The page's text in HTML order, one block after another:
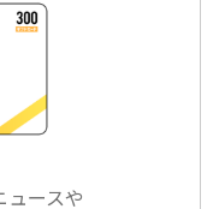
ュースや